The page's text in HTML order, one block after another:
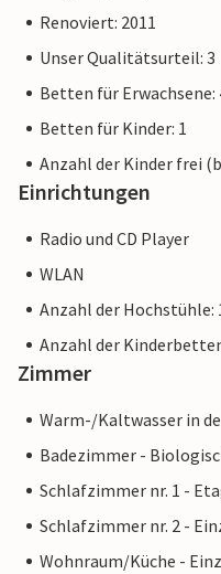
Renoviert: 2011
Unser Qualitätsurteil: 3
Betten für Erwachsene:
Betten für Kinder: 1
Anzahl der Kinder frei
Einrichtungen
Radio und CD Player
WLAN
Anzahl der Hochstühle:
Anzahl der
Zimmer
Warm-/Kaltwasser in
Badezimmer -
Schlafzimmer nr. 1 -
Schlafzimmer nr. 2 -
Wohnraum/Küche -